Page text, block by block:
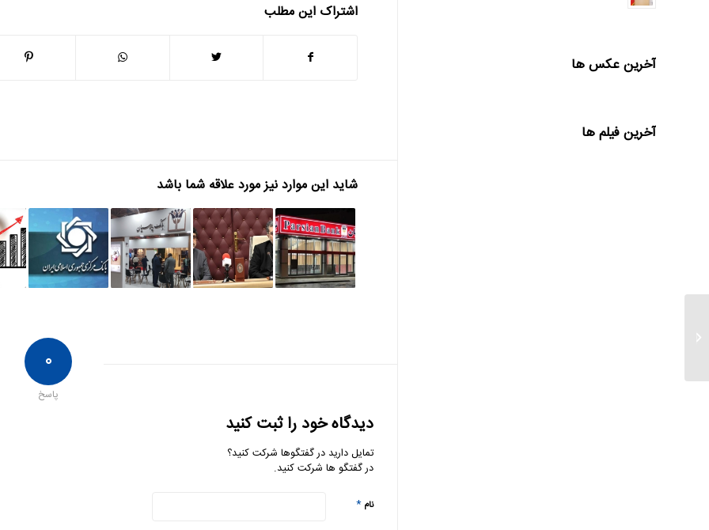
اشتراک این مطلب
شاید این موارد نیز مورد علاقه شما باشد
۰
پاسخ
دیدگاه خود را ثبت کنید
تمایل دارید در گفتگوها شرکت کنید؟
در گفتگو ها شرکت کنید.
نام *
آخرین عکس ها
آخرین فیلم ها